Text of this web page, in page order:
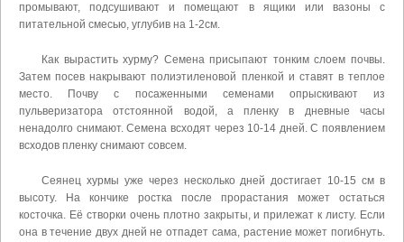
промывают, подсушивают и помещают в ящики или вазоны с
питательной смесью, углубив на 1-2см.
Как вырастить хурму? Семена присыпают тонким слоем почвы.
Затем посев накрывают полиэтиленовой пленкой и ставят в теплое
место. Почву с посаженными семенами опрыскивают из
пульверизатора отстоянной водой, а пленку в дневные часы
ненадолго снимают. Семена всходят через 10-14 дней. С появлением
всходов пленку снимают совсем.
Сеянец хурмы уже через несколько дней достигает 10-15 см в
высоту. На кончике ростка после прорастания может остаться
косточка. Её створки очень плотно закрыты, и прилежат к листу. Если
она в течение двух дней не отпадет сама, растение может погибнуть.